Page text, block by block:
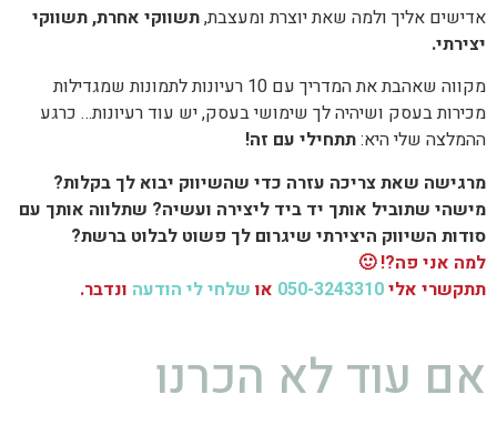
אדישים אליך ולמה שאת יוצרת ומעצבת,תשווקי אחרת, תשווקי
יצירתי.
מקווה שאהבת את המדריך עם 10 רעיונות לתמונות שמגדילות
מכירות בעסק ושיהיה לך שימושי בעסק, יש עוד רעיונות… כרגע
ההמלצה שלי היא:תתחילי עם זה!
מרגישה שאת צריכה עזרה כדי שהשיווק יבוא לך בקלות?
מישהי שתוביל אותך יד ביד ליצירה ועשיה? שתלווה אותך עם
סודות השיווק היצירתי שיגרום לך פשוט לבלוט ברשת?
למה אני פה?! 🙂
תתקשרי אלי050-3243310 או שלחי לי הודעה ונדבר.
אם עוד לא הכרנו